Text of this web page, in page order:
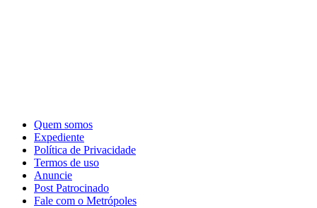
Quem somos
Expediente
Política de Privacidade
Termos de uso
Anuncie
Post Patrocinado
Fale com o Metrópoles